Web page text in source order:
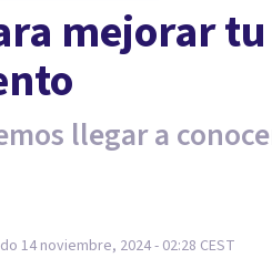
mejorar tu
llegar a
14 noviembre, 2024 - 02:28 CEST